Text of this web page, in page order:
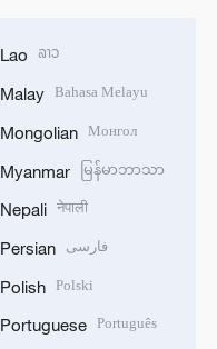
Lao ລາວ
Malay Bahasa Melayu
Mongolian Монгол
Myanmar မြန်မာဘာသာ
Nepali नेपाली
Persian فارسی
Polish Polski
Portuguese Português